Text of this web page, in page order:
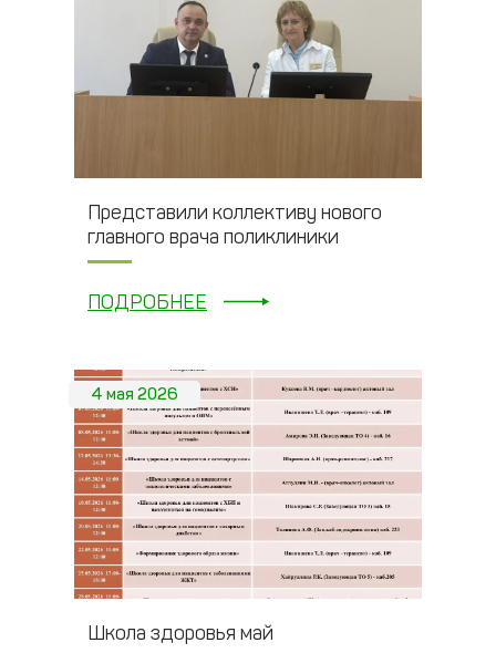
Представили коллективу нового
главного врача поликлиники
ПОДРОБНЕЕ
4 мая 2026
Школа здоровья май